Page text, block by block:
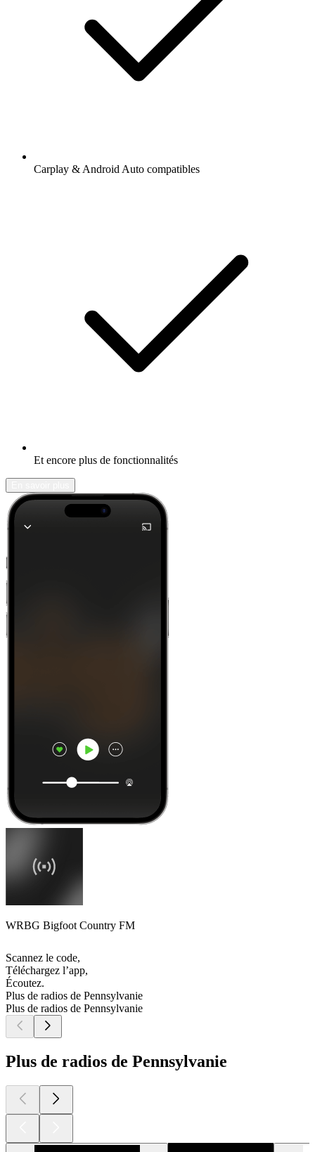
Carplay & Android Auto compatibles
Et encore plus de fonctionnalités
WRBG Bigfoot Country FM
Scannez le code,
Téléchargez l’app,
Écoutez.
Plus de radios de Pennsylvanie
Plus de radios de Pennsylvanie
Plus de radios de Pennsylvanie